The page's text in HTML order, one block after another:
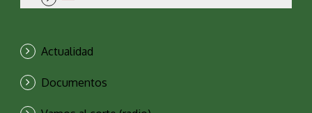
Actualidad
Documentos